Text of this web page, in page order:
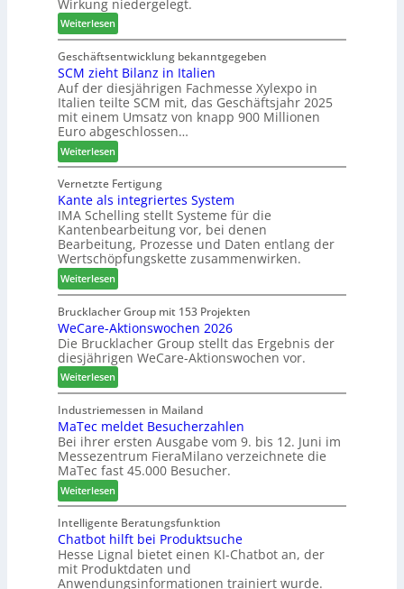
2
0
2
7
l
z
b
a
u
p
r
o
z
e
s
s
l
ä
d
t
z
u
m
T
r
e
f
f
e
i
n
Wirkung niedergelegt.
Weiterlesen:
M
a
r
t
n
:
N
e
u
e
r
G
e
s
c
h
ä
f
t
s
f
ü
h
r
e
r
Geschäftsentwicklung bekanntgegeben
SCM zieht Bilanz in Italien
Auf der diesjährigen Fachmesse Xylexpo in
Italien teilte SCM mit, das Geschäftsjahr 2025
mit einem Umsatz von knapp 900 Millionen
Euro abgeschlossen…
Weiterlesen:
S
C
M
z
i
e
h
t
B
i
l
a
n
z
i
n
I
t
a
l
i
e
n
Vernetzte Fertigung
Kante als integriertes System
IMA Schelling stellt Systeme für die
Kantenbearbeitung vor, bei denen
Bearbeitung, Prozesse und Daten entlang der
Wertschöpfungskette zusammenwirken.
Weiterlesen:
K
a
n
t
e
l
s
i
n
t
e
r
i
e
r
t
e
Brucklacher Group mit 153 Projekten
WeCare-Aktionswochen 2026
Die Brucklacher Group stellt das Ergebnis der
diesjährigen WeCare-Aktionswochen vor.
Weiterlesen:
W
e
C
a
r
e
-
A
k
t
i
o
Industriemessen in Mailand
MaTec meldet Besucherzahlen
Bei ihrer ersten Ausgabe vom 9. bis 12. Juni im
Messezentrum FieraMilano verzeichnete die
MaTec fast 45.000 Besucher.
Weiterlesen:
M
a
T
e
c
Intelligente Beratungsfunktion
Chatbot hilft bei Produktsuche
Hesse Lignal bietet einen KI-Chatbot an, der
mit Produktdaten und
Anwendungsinformationen trainiert wurde.